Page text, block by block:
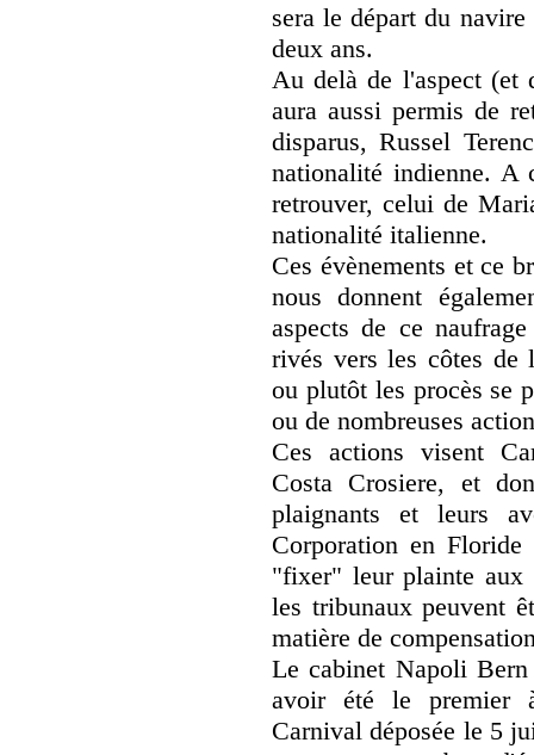
sera le départ du
deux ans.
Au delà de l'aspect (et
aura aussi permis de
disparus, Russel
nationalité indienne. A
retrouver, celui de
nationalité italienne.
Ces évènements et ce
nous donnent
aspects de ce
rivés vers les côtes
ou plutôt les procès se
ou de nombreuses
Ces actions visent
Costa Crosiere, et
plaignants et leurs
Corporation en
"fixer" leur plainte aux
les tribunaux peuvent
matière de
Le cabinet Napoli
avoir été le premier
Carnival déposée le 5